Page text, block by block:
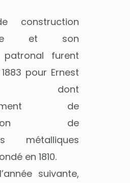
construction
et son
patronal furent
pour Ernest
dont
de
de
métalliques
en 1810.
suivante,